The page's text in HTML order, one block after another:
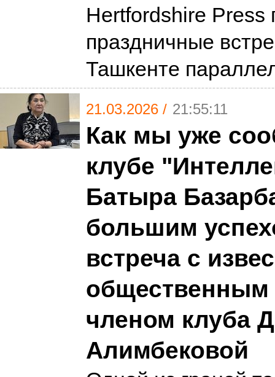
Hertfordshire Press
праздничные
Ташкенте
21.03.2026 / 21:55:11
Как мы уже
клубе
Батыра
большим
встреча с
общественным
членом клуба
Алимбековой